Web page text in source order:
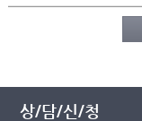
상/담/신/청